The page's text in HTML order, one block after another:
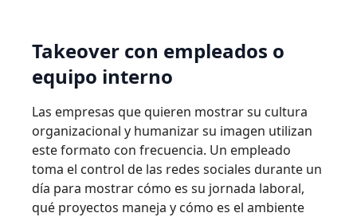
Takeover con empleados o
equipo interno
Las empresas que quieren mostrar su cultura
organizacional y humanizar su imagen utilizan
este formato con frecuencia. Un empleado
toma el control de las redes sociales durante un
día para mostrar cómo es su jornada laboral,
qué proyectos maneja y cómo es el ambiente